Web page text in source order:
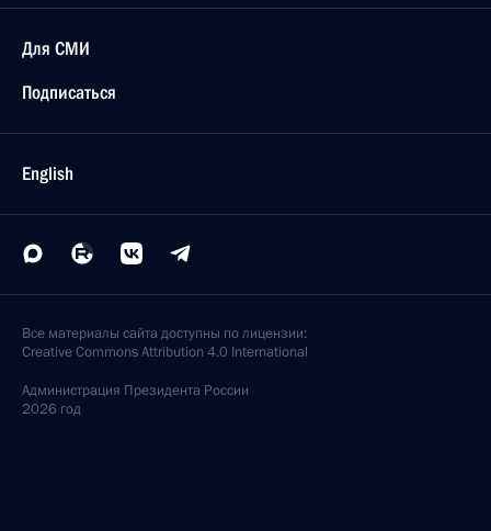
Для СМИ
Подписаться
English
Все материалы сайта доступны по лицензии:
Creative Commons Attribution 4.0 International
Администрация Президента России
2026 год